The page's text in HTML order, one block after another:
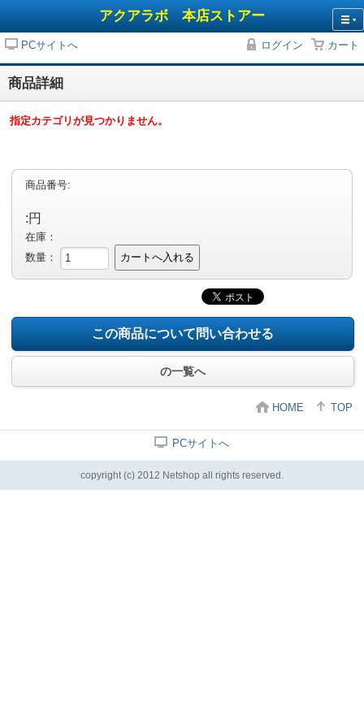
アクアラボ 本店ストアー
PCサイトへ ログイン カート
商品詳細
指定カテゴリが見つかりません。
商品番号:
:円
在庫：
数量：
カートへ入れる
この商品について問い合わせる
の一覧へ
HOME TOP
PCサイトへ
copyright (c) 2012 Netshop all rights reserved.